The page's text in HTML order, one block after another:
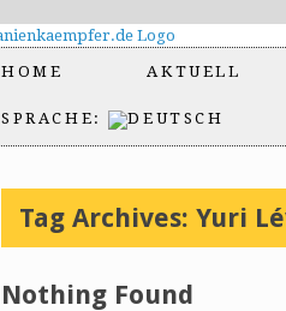
HOME AKTUELL
SPRACHE:
Tag Archives: Yuri
Nothing Found